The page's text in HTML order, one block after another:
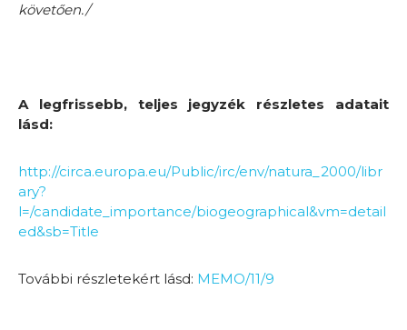
követően./
A legfrissebb, teljes jegyzék részletes adatait
lásd:
http://circa.europa.eu/Public/irc/env/natura_2000/libr
ary?
l=/candidate_importance/biogeographical&vm=detail
ed&sb=Title
További részletekért lásd: MEMO/11/9